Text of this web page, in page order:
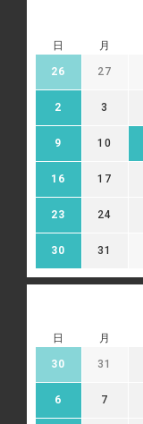
日 月
26 27
2 3
9 10
16 17
23 24
30 31
日 月
30 31
6 7